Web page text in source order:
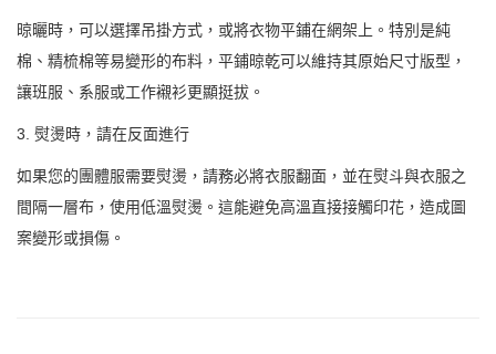
晾曬時，可以選擇吊掛方式，或將衣物平鋪在網架上。特別是純
棉、精梳棉等易變形的布料，平鋪晾乾可以維持其原始尺寸版型，
讓班服、系服或工作襯衫更顯挺拔。
3. 熨燙時，請在反面進行
如果您的團體服需要熨燙，請務必將衣服翻面，並在熨斗與衣服之
間隔一層布，使用低溫熨燙。這能避免高溫直接接觸印花，造成圖
案變形或損傷。